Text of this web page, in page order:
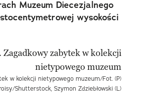
Muzeum Diecezjalnego
wysokości
w kolekcji nietypowego muzeum/Fot. (P)
Shutterstock, Szymon Zdziebłowski (L)